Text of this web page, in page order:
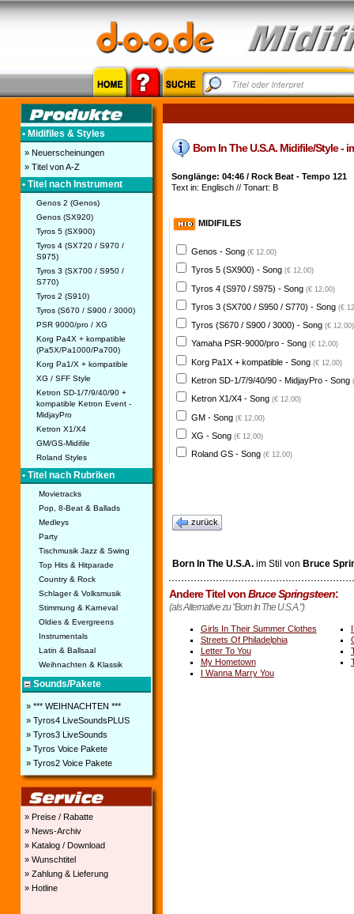
• Midifiles & Styles
» Neuerscheinungen
» Titel von A-Z
• Titel nach Instrument
Genos 2 (Genos)
Genos (SX920)
Tyros 5 (SX900)
Tyros 4 (SX720 / S970 /
S975)
Tyros 3 (SX700 / S950 /
S770)
Tyros 2 (S910)
Tyros (S670 / S900 / 3000)
PSR 9000/pro / XG
Korg Pa4X + kompatible
(Pa5X/Pa1000/Pa700)
Korg Pa1/X + kompatible
XG / SFF Style
Ketron SD-1/7/9/40/90 +
kompatible Ketron Event -
MidjayPro
Ketron X1/X4
GM/GS-Midifile
Roland Styles
• Titel nach Rubriken
Movietracks
Pop, 8-Beat & Ballads
Medleys
Party
Tischmusik Jazz & Swing
Top Hits & Hitparade
Country & Rock
Schlager & Volksmusik
Stimmung & Karneval
Oldies & Evergreens
Instrumentals
Latin & Ballsaal
Weihnachten & Klassik
Sounds/Pakete
» *** WEIHNACHTEN ***
» Tyros4 LiveSoundsPLUS
» Tyros3 LiveSounds
» Tyros Voice Pakete
» Tyros2 Voice Pakete
» Preise / Rabatte
» News-Archiv
» Katalog / Download
» Wunschtitel
» Zahlung & Lieferung
» Hotline
Born In The U.S.A. Midifile/Style -
Songlänge: 04:46 / Rock Beat - Tempo 121
Text in: Englisch // Tonart: B
MIDIFILES
Genos - Song (€ 12,00)
Tyros 5 (SX900) - Song (€ 12,00)
Tyros 4 (S970 / S975) - Song (€ 12,00)
Tyros 3 (SX700 / S950 / S770) - Song (€
Tyros (S670 / S900 / 3000) - Song (€ 12,00)
Yamaha PSR-9000/pro - Song (€ 12,00)
Korg Pa1X + kompatible - Song (€ 12,00)
Ketron SD-1/7/9/40/90 - MidjayPro - Song
Ketron X1/X4 - Song (€ 12,00)
GM - Song (€ 12,00)
XG - Song (€ 12,00)
Roland GS - Song (€ 12,00)
zurück
Born In The U.S.A.im Stil von Bruce
Andere Titel vonBruce Springsteen:
(als Alternative zu "Born In The U.S.A.")
Girls In Their Summer Clothes
Streets Of Philadelphia
Letter To You
My Hometown
I Wanna Marry You